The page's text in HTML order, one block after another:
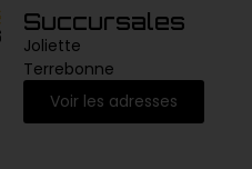
Succursales
Joliette
Terrebonne
Voir les adresses